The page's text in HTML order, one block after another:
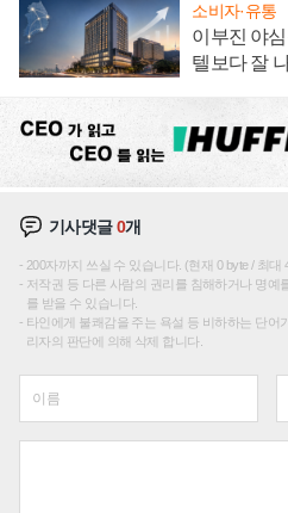
소비자·유통
이부진 야
텔보다 잘
기사댓글0개
200자까지 쓰실 수 있습니다. (현재 0 byte / 최대
저작권 등 다른 사람의 권리를 침해하거나 명예
를 받을 수 있습니다.
타인에게 불쾌감을 주는 욕설 등 비하하는 단어
리자의 판단에 의해 삭제 합니다.